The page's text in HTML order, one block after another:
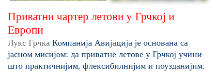
Приватни чартер летови у Грчкој и
Европи
Лукс Грчка Компанија Авијација је основана са
јасном мисијом: да приватне летове у Грчкој учини
што практичнијим, флексибилнијим и поузданијим.